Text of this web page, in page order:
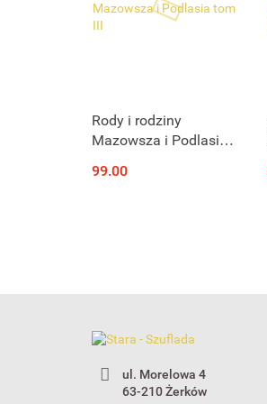
Produkt niedostępny
Rody i rodziny
Mazowsza i Podlasia
99.00
ul. Morelowa 4
63-210 Żerków